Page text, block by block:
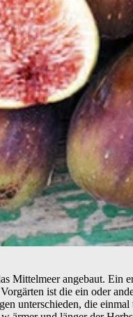
Mittelmeer angebaut. Ein
ist die ein oder
unterschieden, die